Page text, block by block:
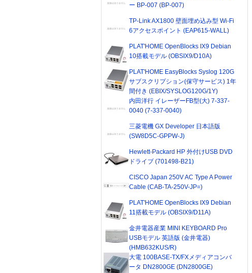
ー BP-007 (BP-007)
TP-Link AX1800 壁面埋め込み型 Wi-Fi
6アクセスポイント (EAP615-WALL)
PLAT'HOME OpenBlocks IX9 Debian
10搭載モデル (OBSIX9/D10A)
PLAT'HOME EasyBlocks Syslog 120G
サブスクリプション(保守サービス) 1年
間付き (EBIX/SYSLOG120G/1Y)
内田洋行 イレーザーFB型(大) 7-337-
0040 (7-337-0040)
三菱電機 GX Developer 日本語版
(SW8D5C-GPPW-J)
Hewlett-Packard HP 外付けUSB DVD
ドライブ (701498-B21)
CISCO Japan 250V AC Type A Power
Cable (CAB-TA-250V-JP=)
PLAT'HOME OpenBlocks IX9 Debian
11搭載モデル (OBSIX9/D11A)
金井電器産業 MINI KEYBOARD Pro
USBモデル 英語版 (金井電器)
(HMB632KUS/R)
大電 100BASE-TX/FXメディアコンバ
ータ DN2800GE (DN2800GE)